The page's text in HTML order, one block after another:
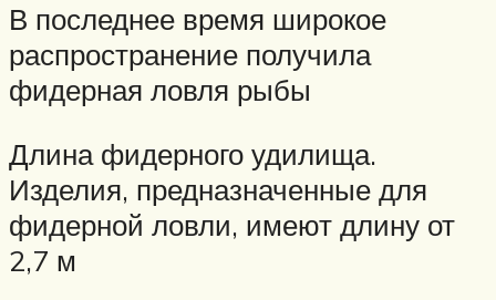
В последнее время широкое
распространение получила
фидерная ловля рыбы
Длина фидерного удилища.
Изделия, предназначенные для
фидерной ловли, имеют длину от
2,7 м